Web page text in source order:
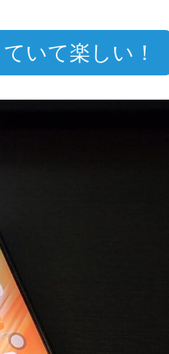
いて楽しい！